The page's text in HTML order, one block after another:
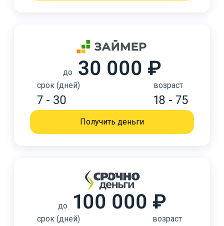
до 30 000 ₽
срок (дней)
7 - 30
возраст
18 - 75
Получить деньги
до 100 000 ₽
срок (дней) возраст